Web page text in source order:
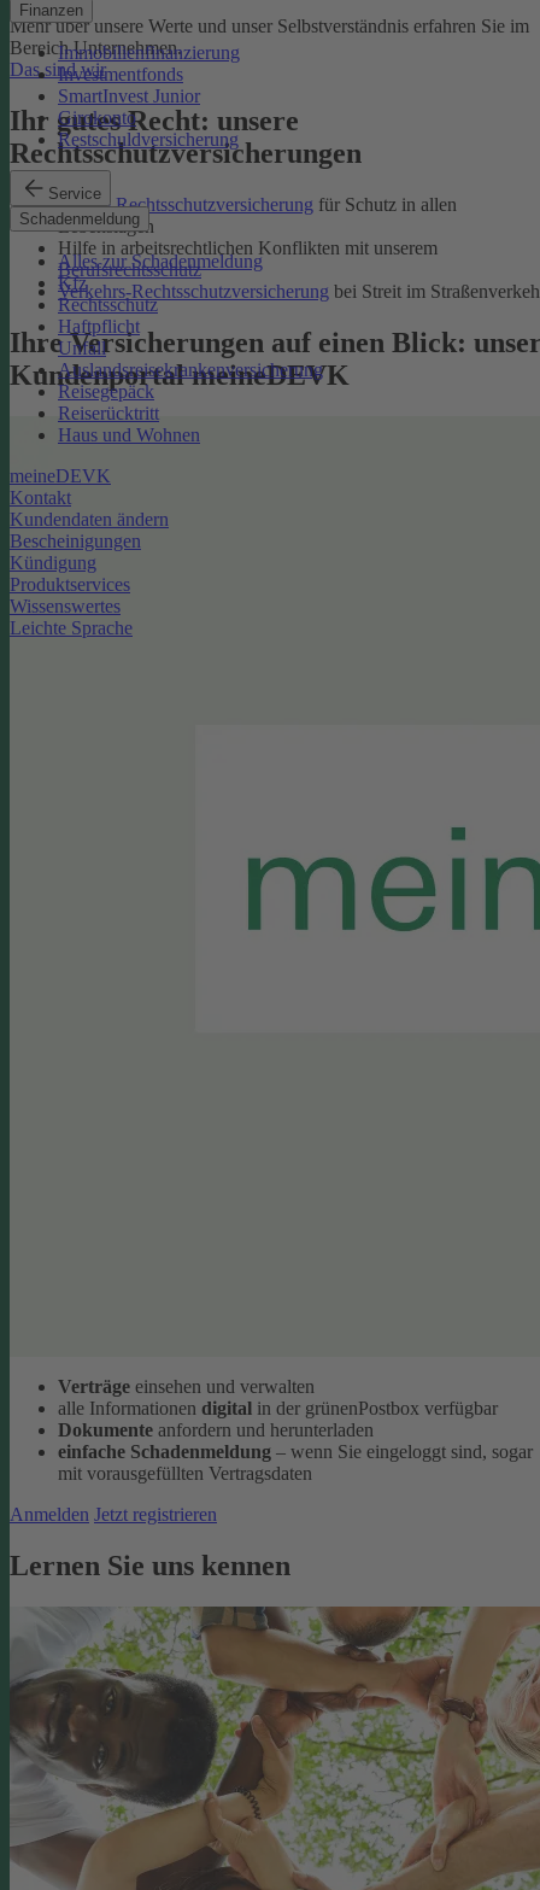
Finanzen
Immobilienfinanzierung
Investmentfonds
SmartInvest Junior
Girokonto
Restschuldversicherung
Service
Schadenmeldung
Alles zur Schadenmeldung
Kfz
Rechtsschutz
Haftpflicht
Unfall
Auslandsreisekrankenversicherung
Reisegepäck
Reiserücktritt
Haus und Wohnen
meineDEVK
Kontakt
Kundendaten ändern
Bescheinigungen
Kündigung
Produktservices
Wissenswertes
Leichte Sprache
Mehr über unsere Werte und unser Selbstverständnis erfahren Sie im
Bereich Unternehmen.
Das sind wir
Ihr gutes Recht: unsere
Rechtsschutzversicherungen
Private Rechtsschutzversicherung für Schutz in allen
Lebenslagen
Hilfe in arbeitsrechtlichen Konflikten mit unserem
Berufsrechtsschutz
Verkehrs-Rechtsschutzversicherung bei Streit im
Ihre Versicherungen auf einen Blick:
Kundenportal meineDEVK
Verträge einsehen und verwalten
alle Informationen digital in der grünenPostbox verfügbar
Dokumente anfordern und herunterladen
einfache Schadenmeldung – wenn Sie eingeloggt sind, sogar
mit vorausgefüllten Vertragsdaten
Anmelden Jetzt registrieren
Lernen Sie uns kennen